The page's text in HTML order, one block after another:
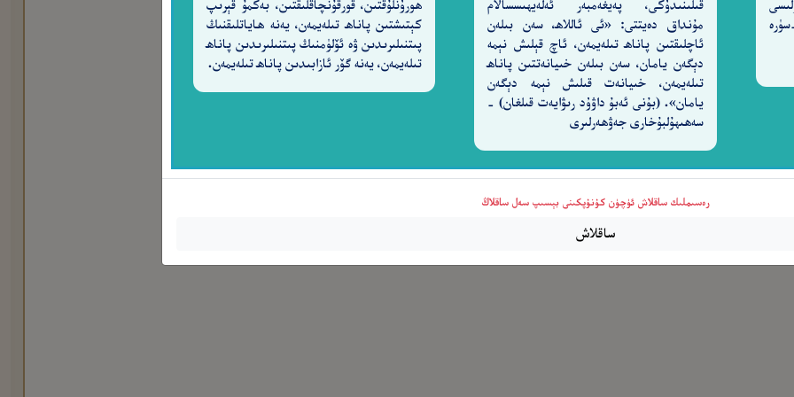
شۈكۈر قىلمايدۇ. [27-سۈرە
قىلىنىدۇكى، پەيغەمبەر ئەلەيھىسسالام
مۇنداق دەيتتى: «ئى ئاللاھ، سەن بىلەن
ئاچلىقتىن پاناھ تىلەيمەن، ئاچ قېلىش نېمە
دېگەن يامان، سەن بىلەن خىيانەتتىن پاناھ
تىلەيمەن، خىيانەت قىلىش نېمە دېگەن
يامان». (بۇنى ئەبۇ داۋۇد رىۋايەت قىلغان) -
سەھىھۇلبۇخارى جەۋھەرلىرى
ھورۇنلۇقتىن، قورقۇنچاقلىقتىن، بەكمۇ قېرىپ
كېتىشتىن پاناھ تىلەيمەن، يەنە ھاياتلىقنىڭ
پىتنىلىرىدىن ۋە ئۆلۈمنىڭ پىتنىلىرىدىن پاناھ
تىلەيمەن، يەنە گۆر ئازابىدىن پاناھ تىلەيمەن.
رەسىملىك ساقلاش ئۈچۈن كۇنۇپكىنى بېسىپ سەل ساقلاڭ
ساقلاش